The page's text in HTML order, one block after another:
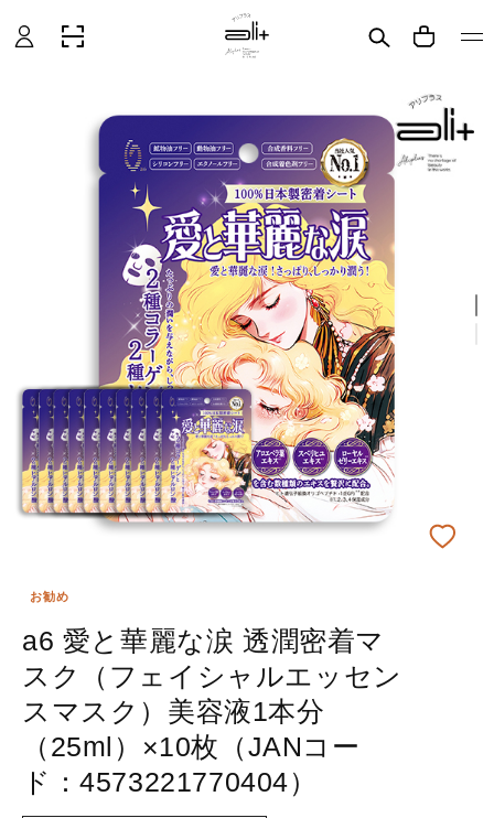
グ
イ
CART
お勧め
a6 愛と華麗な涙 透潤密着マ
スク（フェイシャルエッセン
スマスク）美容液1本分
（25ml）×10枚（JANコー
ド：4573221770404）